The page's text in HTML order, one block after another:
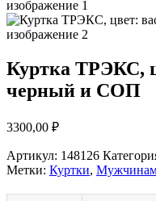
Куртка ТРЭКС,
черный и СОП
3300,00 ₽
Артикул: 148126
Метки: Куртки,